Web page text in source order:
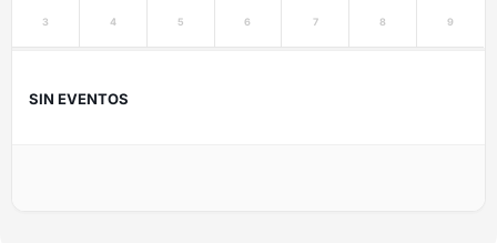
3 4 5 6 7 8 9
SIN EVENTOS